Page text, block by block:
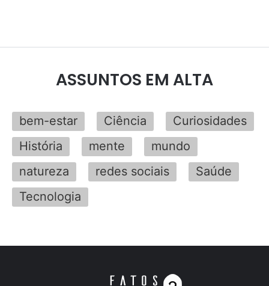
ASSUNTOS EM ALTA
bem-estar Ciência
Curiosidades
História
mente
mundo
natureza
redes sociais
Saúde
Tecnologia